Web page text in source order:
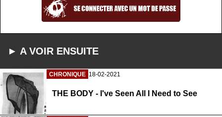
► A VOIR ENSUITE
CHRONIQUE 18-02-2021
THE BODY - I've Seen All I Need to See